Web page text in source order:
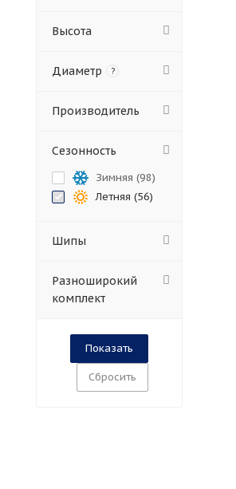
Высота
Диаметр ?
Производитель
Сезонность
Зимняя (98)
Летняя (56)
Шипы
Разноширокий
комплект
Сбросить